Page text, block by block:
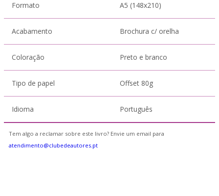
Formato A5 (148x210)
Acabamento Brochura c/ orelha
Coloração Preto e branco
Tipo de papel Offset 80g
Idioma Português
Tem algo a reclamar sobre este livro? Envie um email para
atendimento@clubedeautores.pt